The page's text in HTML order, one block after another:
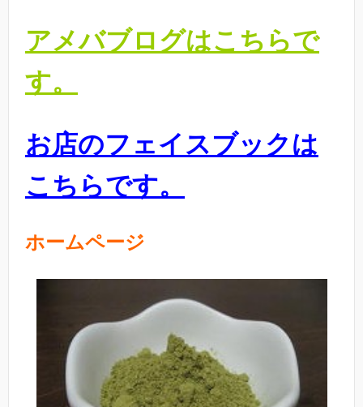
アメバブログはこちらで
す。
お店のフェイスブックは
こちらです。
ホームページ